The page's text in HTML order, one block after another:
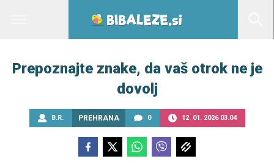
Prepoznajte znake, da vaš otrok ne je
dovolj
B.R. PREHRANA 0 12. 01. 2026 03.04